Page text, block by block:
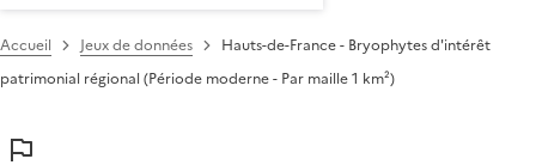
Accueil Jeux de données
Hauts-de-France - Bryophytes d'intérêt
patrimonial régional (Période moderne - Par maille 1 km²)